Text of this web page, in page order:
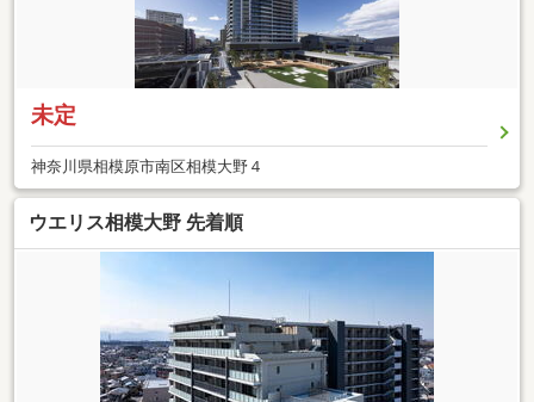
未定
神奈川県相模原市南区相模大野４
ウエリス相模大野 先着順